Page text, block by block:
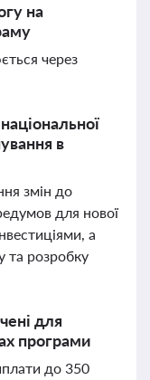
на
через
в
змін до
для нової
а
та розробку
для
програми
до 350